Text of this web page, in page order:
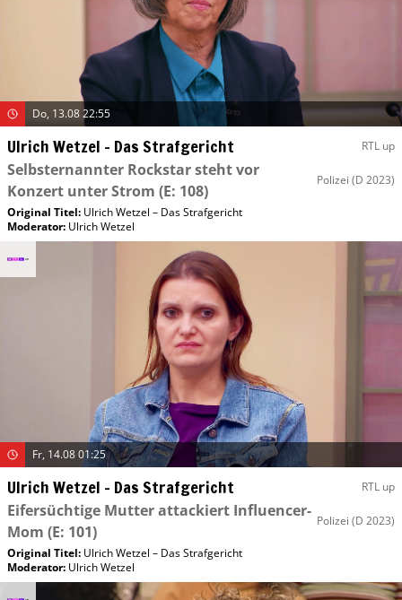
Do, 13.08 22:55
Ulrich Wetzel – Das Strafgericht RTL up
Selbsternannter Rockstar steht vor
Konzert unter Strom (E: 108)
Polizei (D 2023)
Original Titel: Ulrich Wetzel – Das Strafgericht
Moderator: Ulrich Wetzel
Fr, 14.08 01:25
Ulrich Wetzel – Das Strafgericht RTL up
Eifersüchtige Mutter attackiert Influencer-
Mom (E: 101)
Polizei (D 2023)
Original Titel: Ulrich Wetzel – Das Strafgericht
Moderator: Ulrich Wetzel